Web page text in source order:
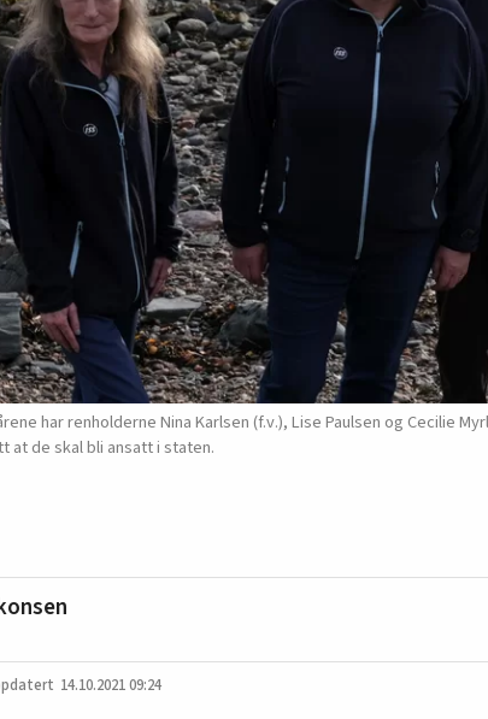
har renholderne Nina Karlsen (f.v.), Lise Paulsen og Cecilie
de skal bli ansatt i staten.
14.10.2021 09:24